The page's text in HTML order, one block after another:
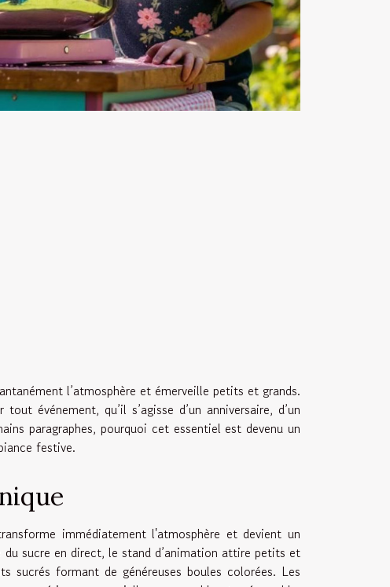
l’atmosphère et émerveille petits et grands.
événement, qu’il s’agisse d’un anniversaire, d’un
paragraphes, pourquoi cet essentiel est devenu un
festive.
immédiatement l'atmosphère et devient un
sucre en direct, le stand d’animation attire petits et
sucrés formant de généreuses boules colorées. Les